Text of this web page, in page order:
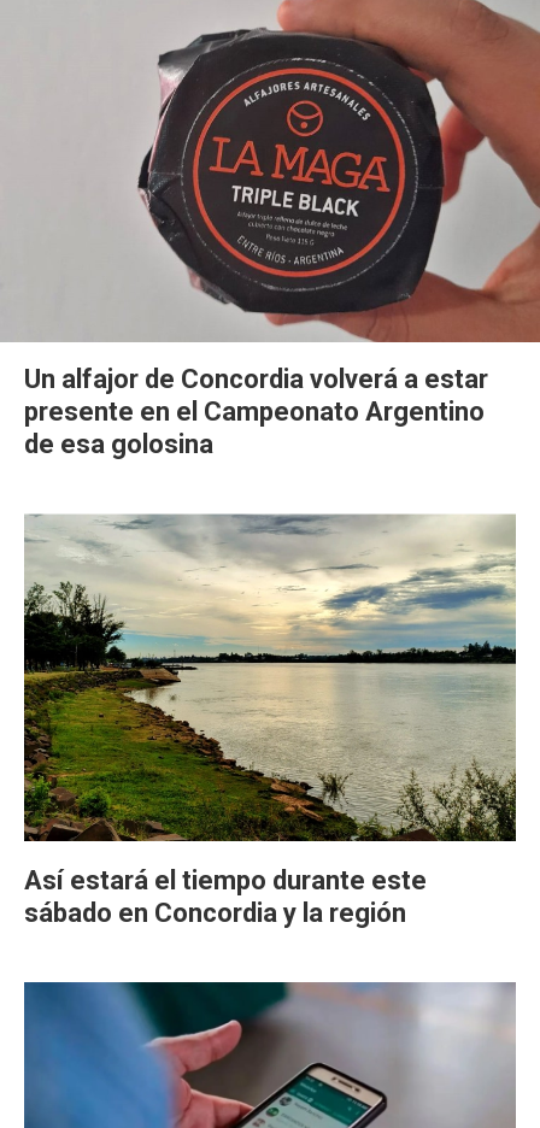
Un alfajor de Concordia volverá a estar
presente en el Campeonato Argentino
de esa golosina
Así estará el tiempo durante este
sábado en Concordia y la región